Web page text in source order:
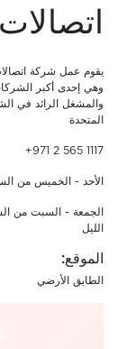
يقوم عمل شركة
وهي إحدى أكبر
والمشغل الرائد في
المتحدة
+971 2 565 1117
الأحد - الخميس من الساعة 10:00 صباحاً حتى الساعة
الليل
الموقع:
الطابق الأرضي